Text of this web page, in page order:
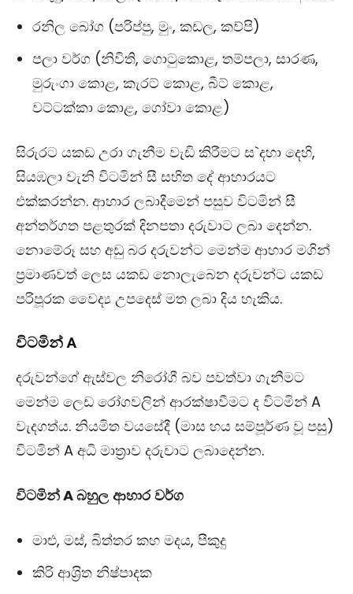
රනිල බෝග (පරිප්පු, මුං, කඩල, කව්පි)
පලා වර්ග (නිවිති, ගොටුකොළ, තම්පලා, සාරණ,
මුරුංගා කොළ, කැරට් කොළ, බීට් කොළ,
වට්ටක්කා කොළ, ගෝවා කොළ)
සිරුරට යකඩ උරා ගැනීම වැඩි කිරීමට ස`දහා දෙහි,
සියඹලා වැනි විටමින් සී සහිත දේ ආහාරයට
එක්කරන්න. ආහාර ලබාදීමෙන් පසුව විටමින් සී
අන්තර්ගත පළතුරක් දිනපතා දරුවාට ලබා දෙන්න.
නොමේරූ සහ අඩු බර දරුවන්ට මෙන්ම ආහාර මගින්
ප‍්‍රමාණවත් ලෙස යකඩ නොලැබෙන දරුවන්ට යකඩ
පරිපූරක වෛද්‍ය උපදෙස් මත ලබා දිය හැකිය.
විටමින් A
දරුවන්ගේ ඇස්වල නිරෝගී බව පවත්වා ගැනීමට
මෙන්ම ලෙඩ රෝගවලින් ආරක්ෂාවීමට ද විටමින් A
වැදගත්ය. නියමිත වයසේදී (මාස හය සම්පූර්ණ වූ පසු)
විටමින් A අධි මාත‍්‍රාව දරුවාට ලබාදෙන්න.
විටමින්Aබහුල ආහාර වර්ග
මාළු, මස්, බිත්තර කහ මදය, පීකුදු
කිරි ආශ‍්‍රිත නිෂ්පාදක